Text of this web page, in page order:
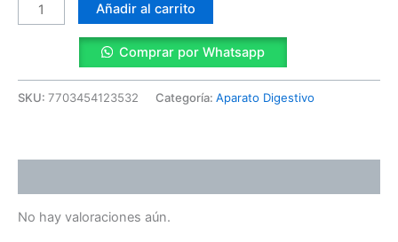
Añadir al carrito
Comprar por Whatsapp
SKU: 7703454123532 Categoría: Aparato Digestivo
No hay valoraciones aún.